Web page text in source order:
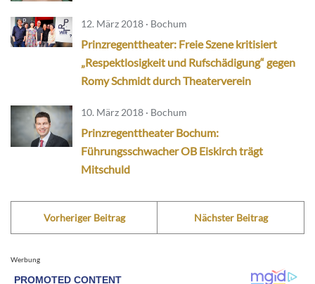
12. März 2018 · Bochum
Prinzregenttheater: Freie Szene kritisiert
„Respektlosigkeit und Rufschädigung“ gegen
Romy Schmidt durch Theaterverein
10. März 2018 · Bochum
Prinzregenttheater Bochum:
Führungsschwacher OB Eiskirch trägt
Mitschuld
Vorheriger Beitrag Nächster Beitrag
Werbung